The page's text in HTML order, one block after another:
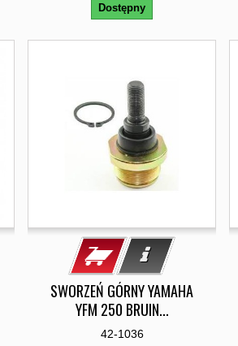
Dostępny
SWORZEŃ GÓRNY YAMAHA
YFM 250 BRUIN...
42-1036